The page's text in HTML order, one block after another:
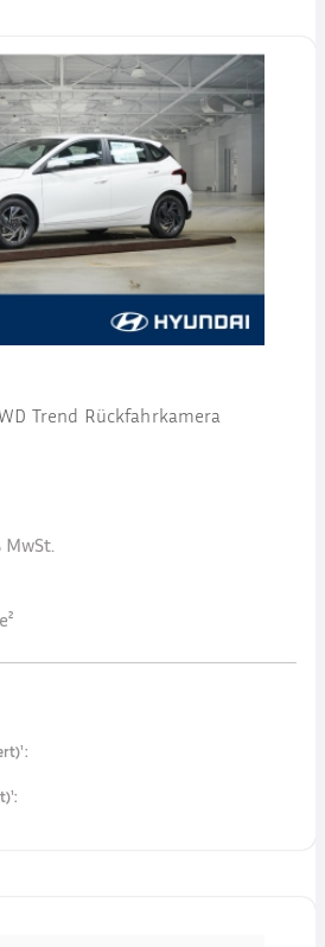
Trend Rückfahrkamera
MwSt.
:
: